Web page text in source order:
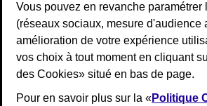
Vous pouvez en revanche paramétrer
(réseaux sociaux, mesure d'audience
amélioration de votre expérience
vos choix à tout moment en cliquant
des Cookies» situé en bas de page.
Pour en savoir plus sur la «Politique